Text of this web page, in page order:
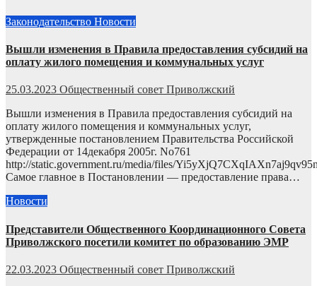
Законодательство Новости
Вышли изменения в Правила предоставления субсидий на
оплату жилого помещения и коммунальных услуг
25.03.2023 Общественный совет Приволжский
Вышли изменения в Правила предоставления субсидий на
оплату жилого помещения и коммунальных услуг,
утвержденные постановлением Правительства Российской
Федерации от 14декабря 2005г. No761
http://static.government.ru/media/files/
Самое главное в Постановлении — предоставление права…
Новости
Представители Общественного Координационного Совета
Приволжского посетили комитет по образованию ЭМР
22.03.2023 Общественный совет Приволжский